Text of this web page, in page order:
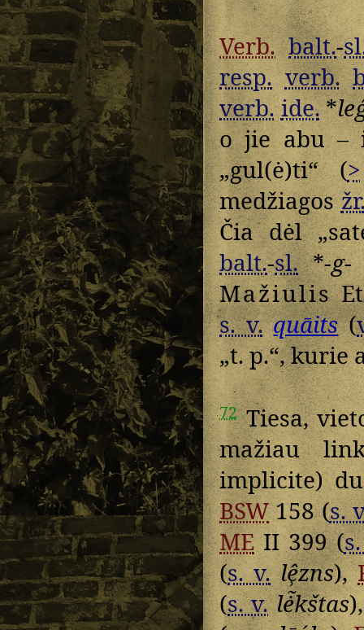
Verb. balt.-
resp. verb.
verb. ide.*
o jie abu –
„gul(ė)ti“ (>
medžiagos
Čia dėl
balt.-sl.*-g-
Mažiulis
s. v. quāits(
„t. p.“, kurie
72Tiesa,
mažiau
implicite)
BSW158 (s.
MEII 399 (
(s. v. lê̹zns),
(s. v. lė̃kštas